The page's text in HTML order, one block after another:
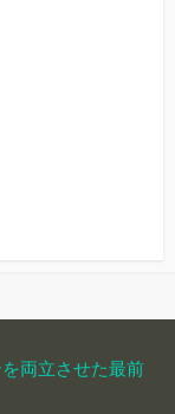
両立させた最前